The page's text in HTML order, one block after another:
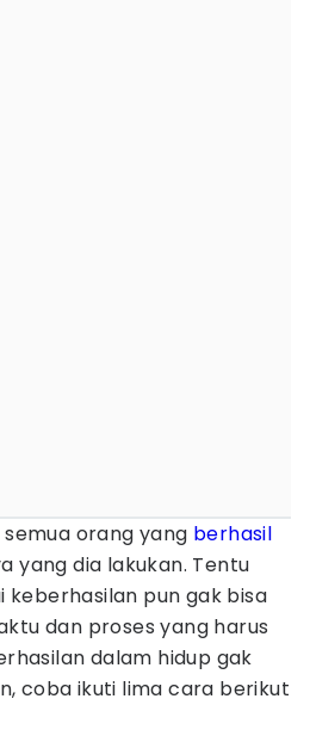
orang yang berhasil
yang dia lakukan. Tentu
keberhasilan pun gak bisa
dan proses yang harus
dalam hidup gak
coba ikuti lima cara berikut